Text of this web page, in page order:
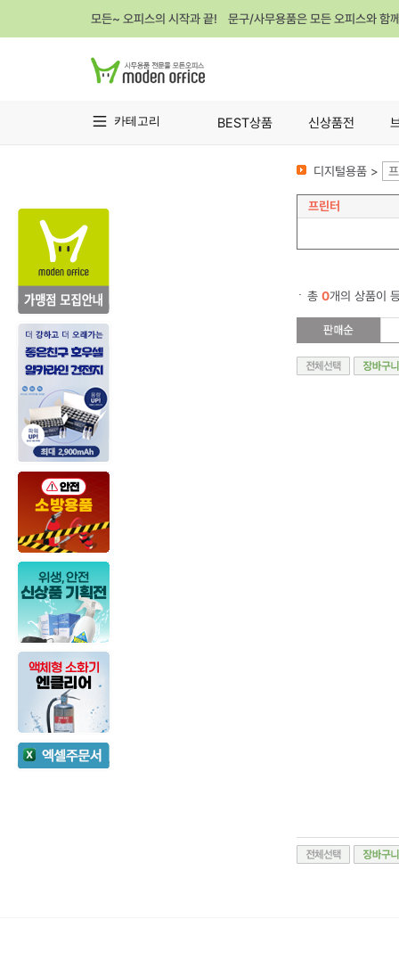
모든~ 오피스의 시작과 끝! 문구/사무용품은 모든 오피스와 함
카테고리 BEST상품 신상품전
디지털용품 >
프린터
총 0개의 상품이